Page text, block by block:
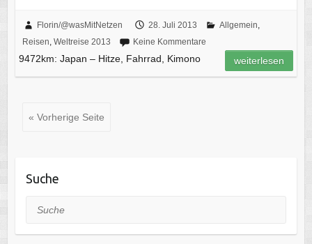
Florin/@wasMitNetzen 28. Juli 2013 Allgemein,
Reisen, Weltreise 2013 Keine Kommentare
9472km: Japan – Hitze, Fahrrad, Kimono weiterlesen
« Vorherige Seite
Suche
Suche